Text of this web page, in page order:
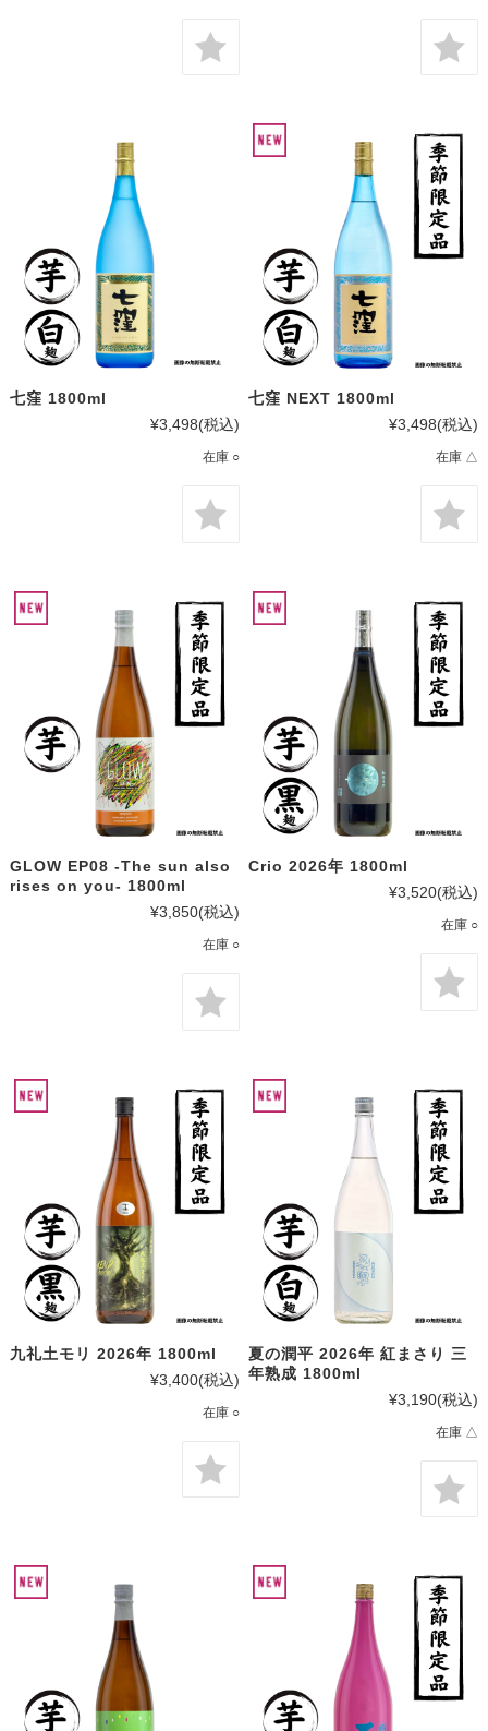
七窪 1800ml
¥3,498(税込)
在庫 ○
七窪 NEXT 1800ml
¥3,498(税込)
在庫 △
GLOW EP08 -The sun also
rises on you- 1800ml
¥3,850(税込)
在庫 ○
Crio 2026年 1800ml
¥3,520(税込)
在庫 ○
九礼土モリ 2026年 1800ml
¥3,400(税込)
在庫 ○
夏の潤平 2026年 紅まさり 三
年熟成 1800ml
¥3,190(税込)
在庫 △